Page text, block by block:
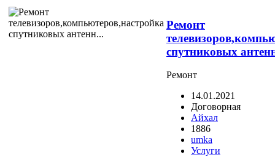
Ремонт
спутниковых
Ремонт
14.01.2021
Договорная
Айхал
1886
umka
Услуги